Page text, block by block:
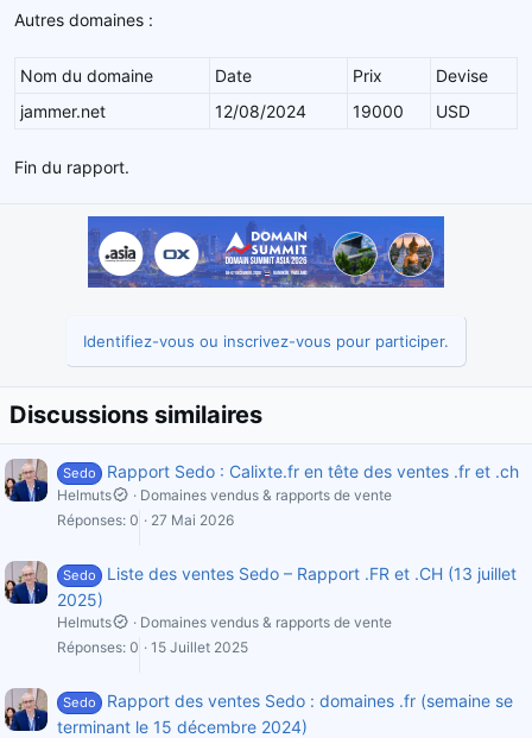
Autres domaines :
Nom du domaine Date Prix
Devise
jammer.net
12/08/2024 19000 USD
Fin du rapport.
Identifiez-vous ou inscrivez-vous pour participer.
Discussions similaires
Sedo Rapport Sedo : Calixte.fr en tête des ventes .fr et .ch
Helmuts
Domaines vendus & rapports de vente
Réponses 0 27 Mai 2026
Sedo
Liste des ventes Sedo – Rapport .FR et .CH (13 juillet
2025)
Helmuts
Domaines vendus & rapports de vente
Réponses 0 15 Juillet 2025
Sedo
Rapport des ventes Sedo : domaines .fr (semaine se
terminant le 15 décembre 2024)